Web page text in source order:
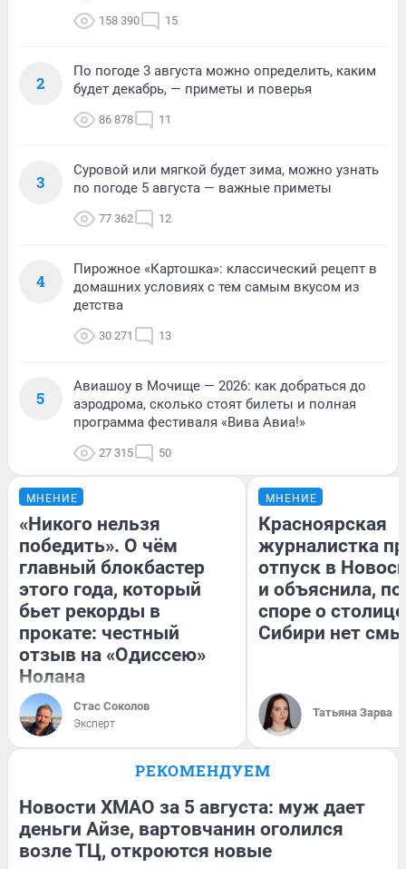
158 390 15
2
По погоде 3 августа можно определить, каким
будет декабрь, — приметы и поверья
86 878 11
3
Суровой или мягкой будет зима, можно узнать
по погоде 5 августа — важные приметы
77 362 12
4
Пирожное «Картошка»: классический рецепт в
домашних условиях с тем самым вкусом из
детства
30 271 13
5
Авиашоу в Мочище — 2026: как добраться до
аэродрома, сколько стоят билеты и полная
программа фестиваля «Вива Авиа!»
27 315 50
МНЕНИЕ
«Никого нельзя
победить». О чём
главный блокбастер
этого года, который
бьет рекорды в
прокате: честный
отзыв на «Одиссею»
Нолана
Стас Соколов
Эксперт
МНЕНИЕ
Красноярская
журналистка
отпуск в
и объяснила,
споре о столице
Сибири нет
Татьяна Зарва
РЕКОМЕНДУЕМ
Новости ХМАО за 5 августа: муж дает
деньги Айзе, вартовчанин оголился
возле ТЦ, откроются новые